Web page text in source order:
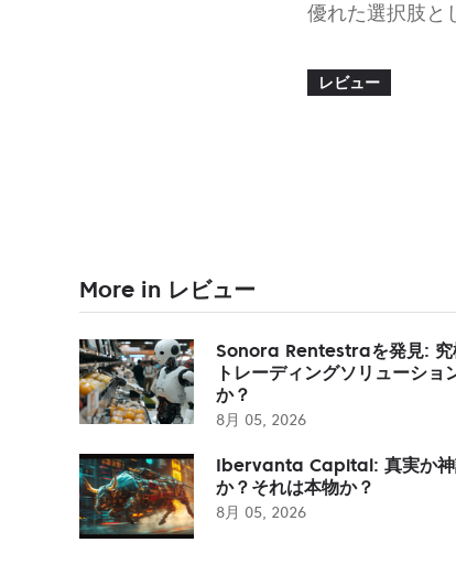
優れた選択肢と
レビュー
More in レビュー
Sonora Rentestraを発見: 究
トレーディングソリューショ
か？
8月 05, 2026
Ibervanta Capital: 真実か
か？それは本物か？
8月 05, 2026